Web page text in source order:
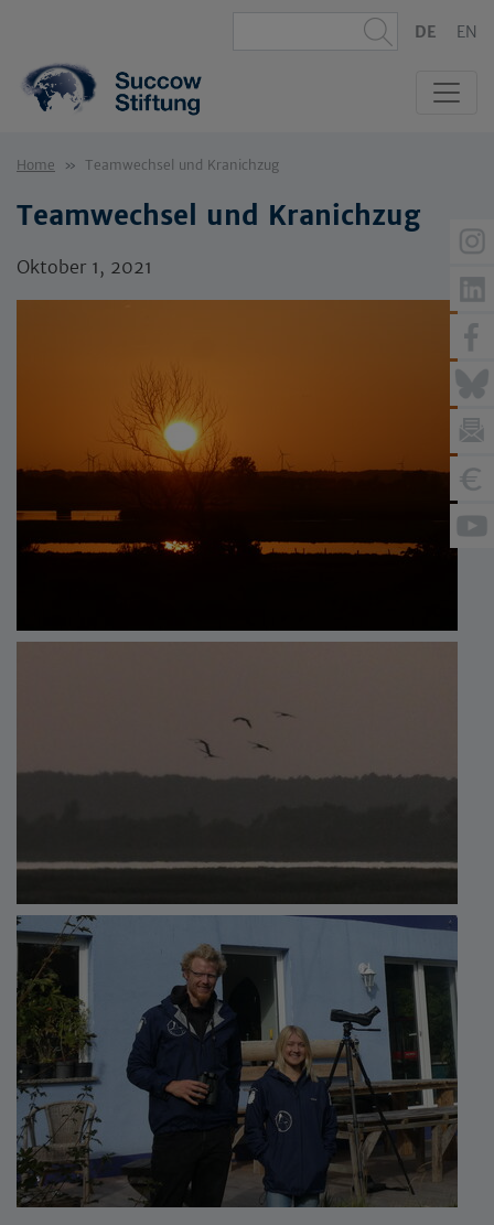
DE EN
Home Teamwechsel und Kranichzug
Teamwechsel und Kranichzug
Oktober 1, 2021